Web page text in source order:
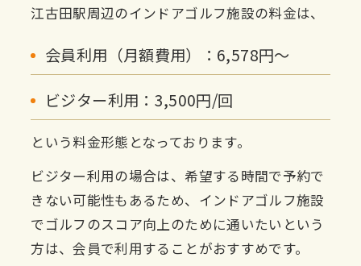
江古田駅周辺のインドアゴルフ施設の料金は、
会員利用（月額費用）：6,578円〜
ビジター利用：3,500円/回
という料金形態となっております。
ビジター利用の場合は、希望する時間で予約で
きない可能性もあるため、インドアゴルフ施設
でゴルフのスコア向上のために通いたいという
方は、会員で利用することがおすすめです。